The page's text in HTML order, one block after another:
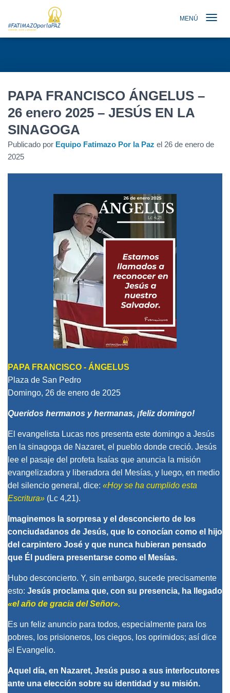
MENÚ
PAPA FRANCISCO ÁNGELUS –
26 enero 2025 – JESÚS EN LA
SINAGOGA
Publicado por Equipo Fatimazo Por la Paz el 26 de enero de
2025
PAPA FRANCISCO - ÁNGELUS
Plaza de San Pedro
Domingo, 26 de enero de 2025
Queridos hermanos y hermanas, ¡feliz domingo!
El evangelista Lucas nos presenta este domingo a Jesús
en la sinagoga de Nazaret, el pueblo donde creció. Jesús
lee el pasaje del profeta Isaías que anuncia la misión
evangelizadora y liberadora del Mesías, y luego, en medio
del silencio general, dice: «Hoy se ha cumplido esta
Escritura» (Lc 4,21).
Imaginemos la sorpresa y el desconcierto de los
conciudadanos de Jesús, que lo conocían como el hijo
del carpintero José y que nunca hubieran pensado
que Él pudiera presentarse como el Mesías.
Hubo desconcierto. Y, sin embargo, sucede precisamente
esto: Jesús proclama que, con su presencia, ha llegado
«el año de gracia del Señor».
Es un feliz anuncio para todos, especialmente para los
pobres, los prisioneros, los ciegos, los oprimidos; así dice
el Evangelio.
Aquel día, en Nazaret, Jesús puso a sus interlocutores
ante una elección sobre su identidad y su misión.